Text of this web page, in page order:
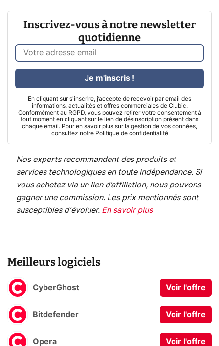
Inscrivez-vous à notre newsletter
quotidienne
En cliquant sur s'inscrire, j’accepte de recevoir par email des
informations, actualités et offres commerciales de Clubic.
Conformément au RGPD, vous pouvez retirer votre consentement à
tout moment en cliquant sur le lien de désinscription présent dans
chaque email. Pour en savoir plus sur la gestion de vos données,
consultez notre Politique de confidentialité
Je m'inscris !
Nos experts recommandent des produits et
services technologiques en toute indépendance. Si
vous achetez via un lien d’affiliation, nous pouvons
gagner une commission. Les prix mentionnés sont
susceptibles d'évoluer. En savoir plus
Meilleurs logiciels
CyberGhost Voir l'offre
Bitdefender Voir l'offre
Opera Voir l'offre